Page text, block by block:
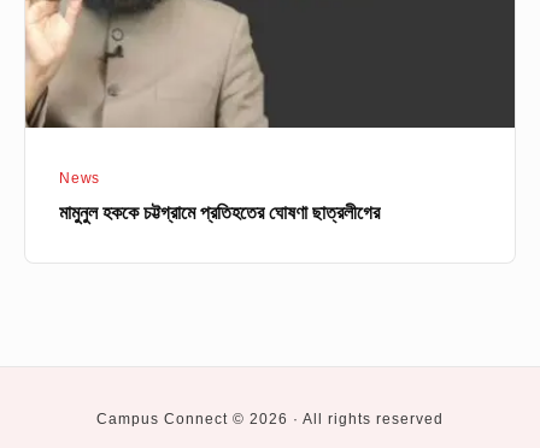
News
মামুনুল হককে চট্টগ্রামে প্রতিহতের ঘোষণা ছাত্রলীগের
Campus Connect © 2026 · All rights reserved